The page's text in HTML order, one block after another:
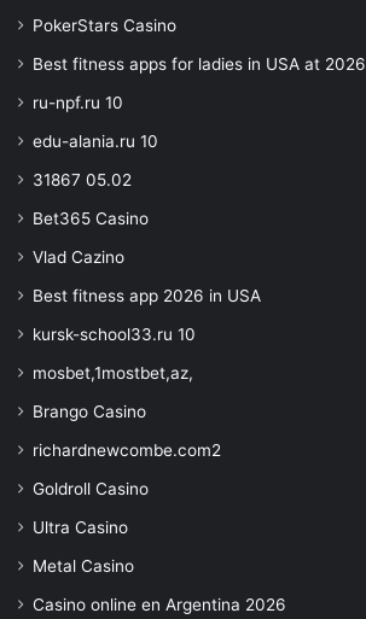
PokerStars Casino
Best fitness apps for ladies in USA at 2026
ru-npf.ru 10
edu-alania.ru 10
31867 05.02
Bet365 Casino
Vlad Cazino
Best fitness app 2026 in USA
kursk-school33.ru 10
mosbet,1mostbet,az,
Brango Casino
richardnewcombe.com2
Goldroll Casino
Ultra Casino
Metal Casino
Casino online en Argentina 2026